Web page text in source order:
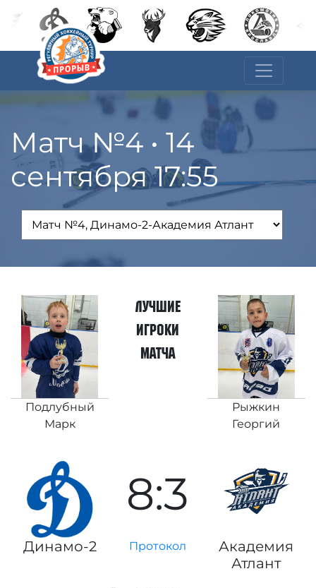
Матч №4 • 14
сентября 17:55
Лучшие
игроки
матча
Подлубный
Марк
Рыжкин
Георгий
8:3
Динамо-2 Протокол
Академия
Атлант